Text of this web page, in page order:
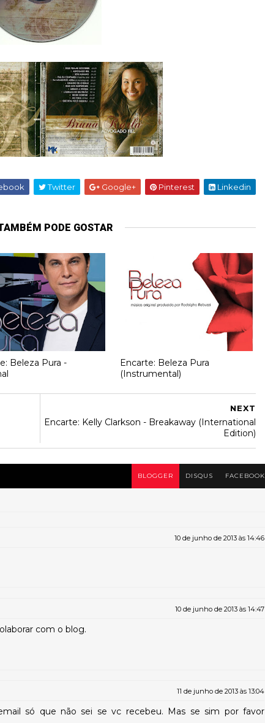
Twitter Google+ Pinterest Linkedin
PODE GOSTAR
Beleza Pura -
Encarte: Beleza Pura
(Instrumental)
NEXT
Encarte: Kelly Clarkson - Breakaway (International
Edition)
BLOGGER DISQUS FACEBOOK
10 de junho de 2013 às 14:46
10 de junho de 2013 às 14:47
com o blog.
11 de junho de 2013 às 13:04
só que não sei se vc recebeu. Mas se sim por favor